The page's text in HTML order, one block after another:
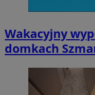
Wakacyjny
domkach